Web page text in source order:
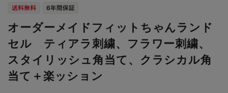
オーダーメイドフィットちゃんランド
セル ティアラ刺繍、フラワー刺繍、
スタイリッシュ角当て、クラシカル角
当て＋楽ッション